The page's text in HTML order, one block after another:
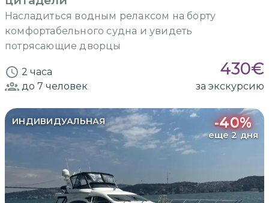
Насладиться водным релаксом на борту
комфортабельного судна и увидеть
потрясающие дворцы
2 часа 430€
до 7 человек за экскурсию
ИНДИВИДУАЛЬНАЯ -40%
еще 2 дня